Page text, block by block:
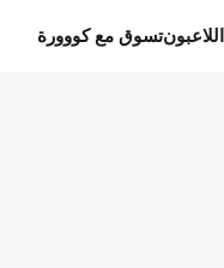
اللاعبونتسوق مع كووورة